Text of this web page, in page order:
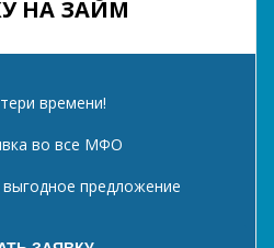
НА ЗАЙМ
времени!
во все МФО
предложение